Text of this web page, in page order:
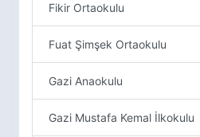
Fikir Ortaokulu
Fuat Şimşek Ortaokulu
Gazi Anaokulu
Gazi Mustafa Kemal İlkokulu